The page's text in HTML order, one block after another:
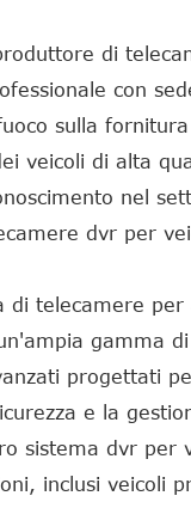
di
con
sulla
veicoli di alta
nel
dvr per
di telecamere
gamma
progettati
e la
sistema dvr per
inclusi veicoli